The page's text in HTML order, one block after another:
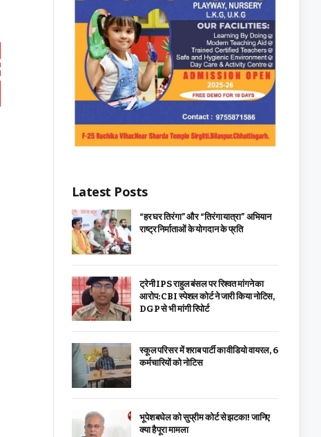
Latest Posts
“हर घर तिरंगा” और “तिरंगा यात्रा” अभियान
राष्ट्र निर्माताओं के योगदान के प्रति
ट्रेनी IPS राहुल बंसल पर रिश्वत मांगने का
आरोप: CBI स्पेशल कोर्ट ने जारी किया नोटिस,
DGP से भी मांगी रिपोर्ट
स्कूल परिसर में शराब पार्टी का वीडियो वायरल, 6
कर्मचारियों को नोटिस
भूपेश बघेल को सुप्रीम कोर्ट से झटका! जानिए
क्या है पूरा मामला